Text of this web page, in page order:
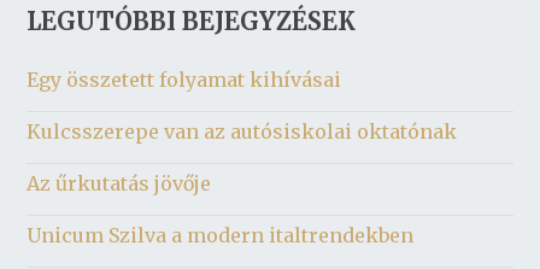
LEGUTÓBBI BEJEGYZÉSEK
Egy összetett folyamat kihívásai
Kulcsszerepe van az autósiskolai oktatónak
Az űrkutatás jövője
Unicum Szilva a modern italtrendekben